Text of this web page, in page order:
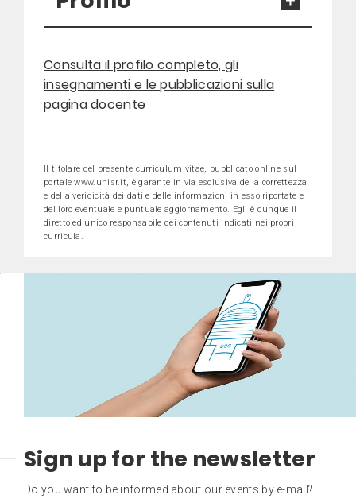
Consulta il profilo completo, gli
insegnamenti e le pubblicazioni sulla
pagina docente
Il titolare del presente curriculum vitae, pubblicato online sul
portale www.unisr.it, è garante in via esclusiva della correttezza
e della veridicità dei dati e delle informazioni in esso riportate e
del loro eventuale e puntuale aggiornamento. Egli è dunque il
diretto ed unico responsabile dei contenuti indicati nei propri
curricula.
Sign up for the newsletter
Do you want to be informed about our events by e-mail?